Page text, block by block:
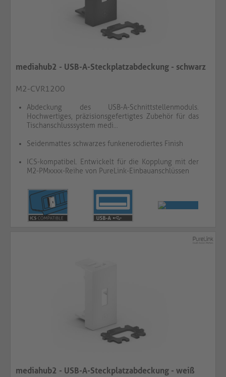
mediahub2 - USB-A-Steckplatzabdeckung - schwarz
M2-CVR1200
Abdeckung des USB-A-Schnittstellenmoduls.
Hochwertiges, präzisionsgefertigtes Zubehör für das
Tischanschlusssystem medi...
Seidenmattes schwarzes funkenerodiertes Finish
ICS-kompatibel. Entwickelt für die Kopplung mit der
M2-PMxxxx-Reihe von PureLink-Einbauanschlüssen
mediahub2 - USB-A-Steckplatzabdeckung - weiß